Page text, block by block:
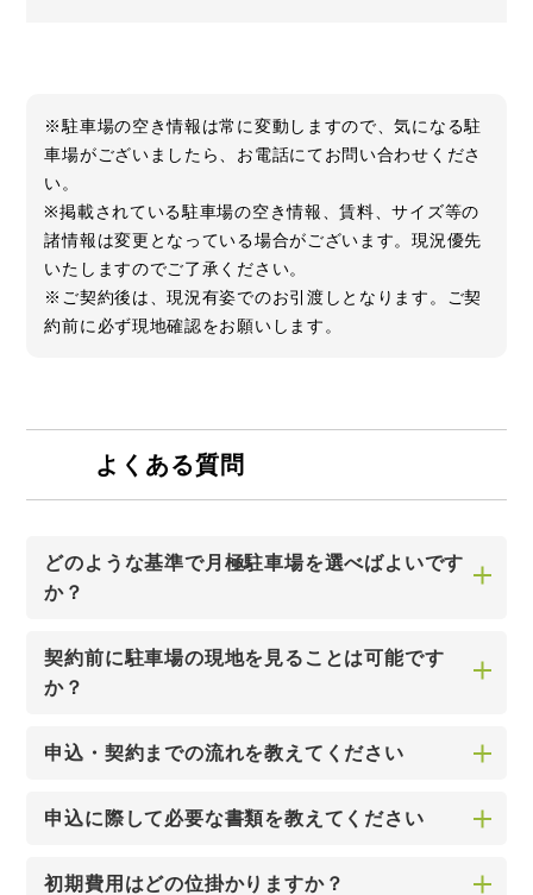
※駐車場の空き情報は常に変動しますので、気になる駐
車場がございましたら、お電話にてお問い合わせくださ
い。
※掲載されている駐車場の空き情報、賃料、サイズ等の
諸情報は変更となっている場合がございます。現況優先
いたしますのでご了承ください。
※ご契約後は、現況有姿でのお引渡しとなります。ご契
約前に必ず現地確認をお願いします。
よくある質問
どのような基準で月極駐車場を選べばよいです
か？
契約前に駐車場の現地を見ることは可能です
か？
申込・契約までの流れを教えてください
申込に際して必要な書類を教えてください
初期費用はどの位掛かりますか？